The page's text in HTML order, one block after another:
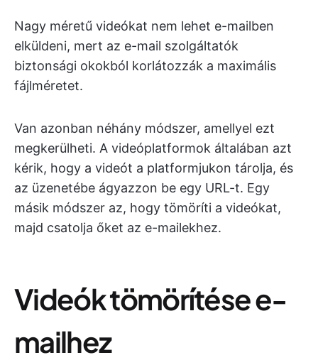
Nagy méretű videókat nem lehet e-mailben
elküldeni, mert az e-mail szolgáltatók
biztonsági okokból korlátozzák a maximális
fájlméretet.
Van azonban néhány módszer, amellyel ezt
megkerülheti. A videóplatformok általában azt
kérik, hogy a videót a platformjukon tárolja, és
az üzenetébe ágyazzon be egy URL-t. Egy
másik módszer az, hogy tömöríti a videókat,
majd csatolja őket az e-mailekhez.
Videók tömörítése e-
mailhez